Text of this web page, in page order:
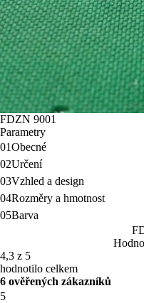
FDZN 9001
Parametry
01Obecné
02Určení
03Vzhled a design
04Rozměry a hmotnost
05Barva
4,3 z 5
hodnotilo celkem
6 ověřených zákazníků
5